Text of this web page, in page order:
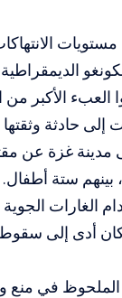
الأكبر من
الغارات
أدى إلى
في منع